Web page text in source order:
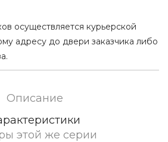
осуществляется курьерской
адресу до двери заказчика либо
Описание
этой же серии